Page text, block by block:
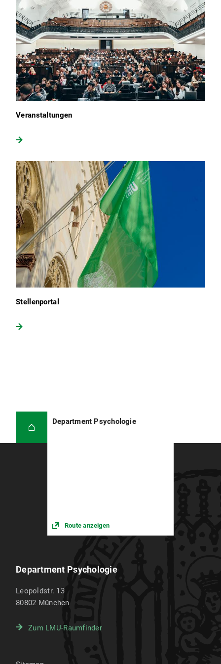
Veranstaltungen
Stellenportal
Department Psychologie
Route anzeigen
Department Psychologie
Leopoldstr. 13
80802 München
Zum LMU-Raumfinder